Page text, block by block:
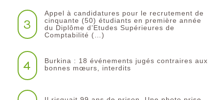
3
Appel à candidatures pour le recrutement de
cinquante (50) étudiants en première année
du Diplôme d’Etudes Supérieures de
Comptabilité (…)
4
Burkina : 18 événements jugés contraires aux
bonnes mœurs, interdits